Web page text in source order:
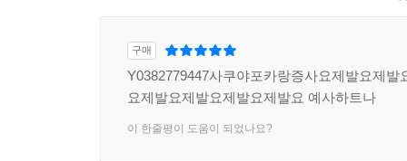
구매
Y0382779447사쿠야포카랑증사요제발요제발
요제발요제발요제발요제발요 예사하트나
이 한줄평이 도움이 되었나요?